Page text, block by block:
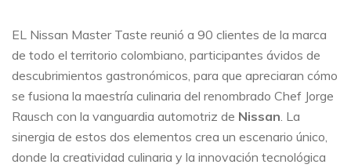
EL Nissan Master Taste reunió a 90 clientes de la marca
de todo el territorio colombiano, participantes ávidos de
descubrimientos gastronómicos, para que apreciaran cómo
se fusiona la maestría culinaria del renombrado Chef Jorge
Rausch con la vanguardia automotriz de Nissan . La
sinergia de estos dos elementos crea un escenario único,
donde la creatividad culinaria y la innovación tecnológica